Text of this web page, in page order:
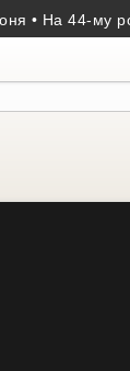
44-му році